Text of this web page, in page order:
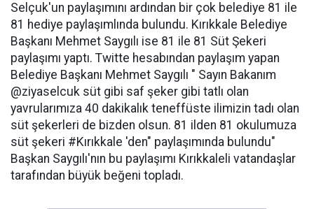
Selçuk'un paylaşımını ardından bir çok belediye 81 ile
81 hediye paylaşımlında bulundu. Kırıkkale Belediye
Başkanı Mehmet Saygılı ise 81 ile 81 Süt Şekeri
paylaşımı yaptı. Twitte hesabından paylaşım yapan
Belediye Başkanı Mehmet Saygılı " Sayın Bakanım
@ziyaselcuk süt gibi saf şeker gibi tatlı olan
yavrularımıza 40 dakikalık teneffüste ilimizin tadı olan
süt şekerleri de bizden olsun. 81 ilden 81 okulumuza
süt şekeri #Kırıkkale 'den" paylaşımında bulundu"
Başkan Saygılı'nın bu paylaşımı Kırıkkaleli vatandaşlar
tarafından büyük beğeni topladı.